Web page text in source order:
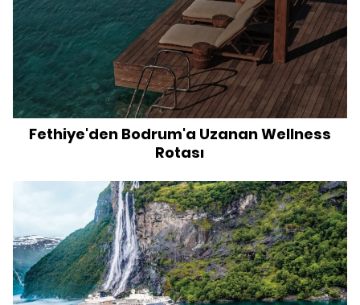
Fethiye'den Bodrum'a Uzanan Wellness
Rotası